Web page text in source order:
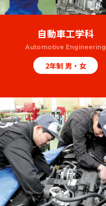
自動車工学科
Automotive Engineering
2年制 男・女